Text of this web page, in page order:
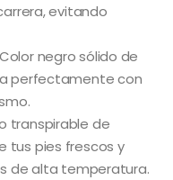
evitando
Color negro sólido de
perfectamente con
transpirable de
tus pies frescos y
de alta temperatura.